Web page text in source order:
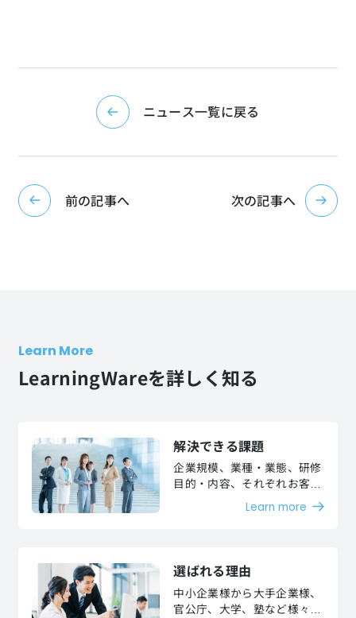
ニュース一覧に戻る
前の記事へ 次の記事へ
Learn More
LearningWareを詳しく知る
解決できる課題
企業規模、業種・業態、研修
目的・内容、それぞれお客様
が抱える課題を解決いたしま
Learn more
選ばれる理由
中小企業様から大手企業様、
官公庁、大学、塾など様々な